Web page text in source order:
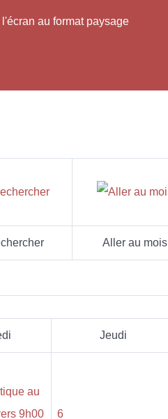
au format paysage
Aller au mois
Jeudi
au
9h00
6